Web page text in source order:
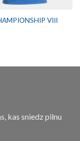
VIII
kas sniedz pilnu